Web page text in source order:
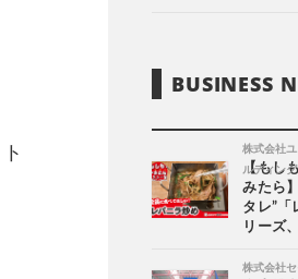
BUSINESS
株式会社
ルディン
【もし
みたら
タレ”「
リーズ
株式会社